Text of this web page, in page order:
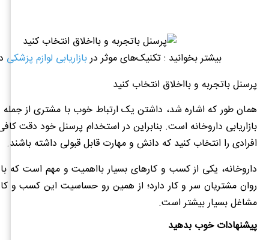
بیشتر بخوانید : تکنیک‌های موثر دربازاریابی لوازم پزشکی
پرسنل باتجربه و بااخلاق انتخاب کنید
همان طور که اشاره شد، داشتن یک ارتباط خوب با مشتری از جمله
بازاریابی داروخانه است. بنابراین در استخدام پرسنل خود دقت
افرادی را انتخاب کنید که دانش و مهارت قابل قبولی داشته باشند.
داروخانه، یکی از کسب و کارهای بسیار بااهمیت و مهم است
روان مشتریان سر و کار دارد؛ از همین رو حساسیت این کسب و
مشاغل بسیار بیشتر است.
پیشنهادات خوب بدهید